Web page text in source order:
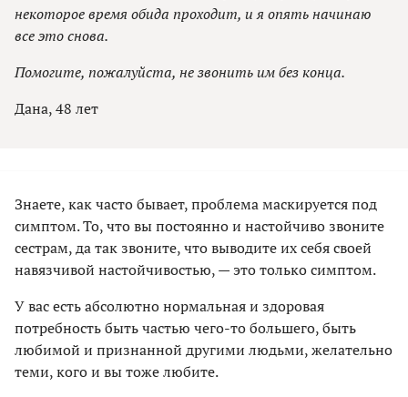
некоторое время обида проходит, и я опять начинаю
все это снова.
Помогите, пожалуйста, не звонить им без конца.
Дана, 48 лет
Знаете, как часто бывает, проблема маскируется под
симптом. То, что вы постоянно и настойчиво звоните
сестрам, да так звоните, что выводите их себя своей
навязчивой настойчивостью, — это только симптом.
У вас есть абсолютно нормальная и здоровая
потребность быть частью чего-то большего, быть
любимой и признанной другими людьми, желательно
теми, кого и вы тоже любите.